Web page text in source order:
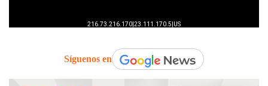
Síguenos en